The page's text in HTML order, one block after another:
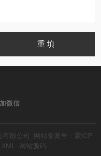
微信
限公司 网站备案号：
蒙ICP
XML 网站源码